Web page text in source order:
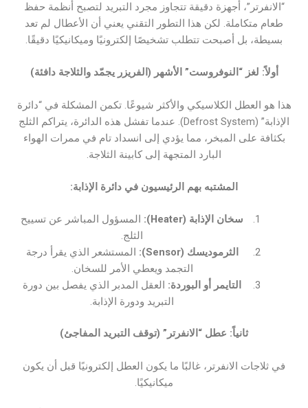
“الانفرتر”، أجهزة دقيقة تتجاوز مجرد التبريد لتصبح أنظمة حفظ
طعام متكاملة. لكن هذا التطور التقني يعني أن الأعطال لم تعد
بسيطة، بل أصبحت تتطلب تشخيصًا إلكترونيًا وميكانيكيًا دقيقًا.
أولاً: لغز “النوفروست” الأشهر (الفريزر يجمّد والثلاجة دافئة)
هذا هو العطل الكلاسيكي والأكثر شيوعًا. تكمن المشكلة في “دائرة
الإذابة” (Defrost System). عندما تفشل هذه الدائرة، يتراكم الثلج
بكثافة على المبخر، مما يؤدي إلى انسداد تام في ممرات الهواء
البارد المتجهة إلى كابينة الثلاجة.
المشتبه بهم الرئيسيون في دائرة الإذابة:
سخان الإذابة (Heater):
المسؤول المباشر عن تسييح
الثلج.
الثرموديسك (Sensor):
المستشعر الذي يقرأ درجة
التجمد ويعطي الأمر للسخان.
التايمر أو البوردة: العقل المدبر الذي يفصل بين دورة
التبريد ودورة الإذابة.
ثانياً: عطل “الانفرتر” (توقف التبريد المفاجئ)
في ثلاجات الانفرتر، غالبًا ما يكون العطل إلكترونيًا قبل أن يكون
ميكانيكيًا.